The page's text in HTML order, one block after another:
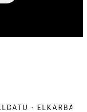
· ELKARBANATU